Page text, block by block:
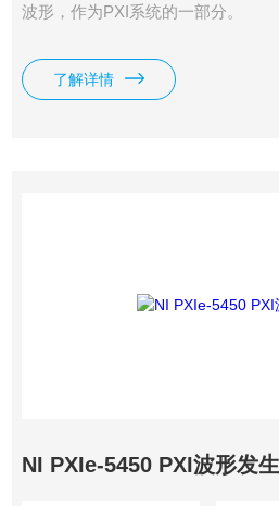
波​形，​作​为​PXI​系​统​的​一​部分。
了解详情
NI PXIe-5450 PXI波形发